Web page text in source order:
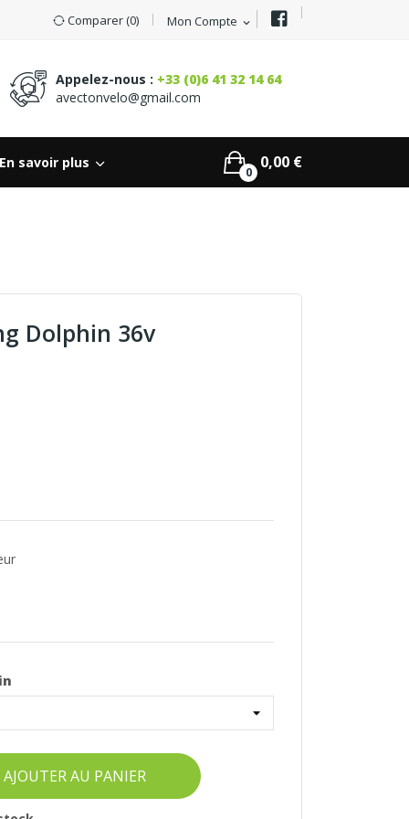
Mon Compte expand_more
Comparer (0)
0
0,00 €
Appelez-nous : +33 (0)6 41 32 14 64
avectonvelo@gmail.com
En savoir plus
Dolphin 36v
AJOUTER AU PANIER